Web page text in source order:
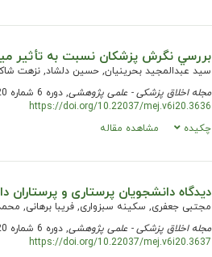
بررسي نگرش پزشكان نسبت به تأثير
سيد عبدالمجيد بحرينيان, حسین دلشاد, نزهت
مجله اخلاق پزشکی - علمی پژوهشی, دوره 6 شماره 20 (1391), 14 مهٔ 2014, صفحه 127-153
https://doi.org/10.22037/mej.v6i20.3636
چکیده
مشاهده مقاله
دیدگاه دانشجویان پرستاری و
مجتبی جعفری, سکینه سبزواری, فریبا برهانی,
مجله اخلاق پزشکی - علمی پژوهشی, دوره 6 شماره 20 (1391), 14 مهٔ 2014, صفحه 155-171
https://doi.org/10.22037/mej.v6i20.3637